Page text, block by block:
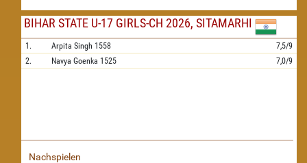
BIHAR STATE U-17 GIRLS-CH 2026, SITAMARHI
1. Arpita Singh 1558
7,5/9
2.
Navya Goenka 1525 7,0/9
Nachspielen